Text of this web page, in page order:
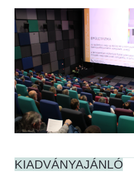
KIADVÁNYAJÁNLÓ